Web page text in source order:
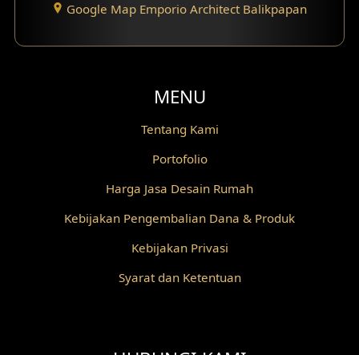
Desain Partisi
Desain Fasad Depan
Desain Fasad Belakang
Desain Ruang Studio Musik
Google Map Emporio Architect Balikpapan
MENU
Tentang Kami
Portofolio
Harga Jasa Desain Rumah
Kebijakan Pengembalian Dana & Produk
Kebijakan Privasi
Syarat dan Ketentuan